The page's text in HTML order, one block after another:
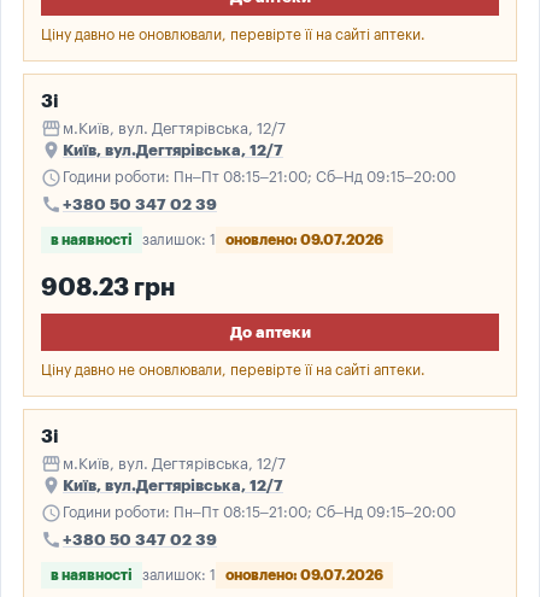
Ціну давно не оновлювали, перевірте її на сайті аптеки.
3і
storefront м.Київ, вул. Дегтярівська, 12/7
place Київ, вул.Дегтярівська, 12/7
schedule Години роботи: Пн–Пт 08:15–21:00; Сб–Нд 09:15–20:00
call +380 50 347 02 39
в наявності залишок: 1 оновлено: 09.07.2026
908.23 грн
До аптеки
Ціну давно не оновлювали, перевірте її на сайті аптеки.
3і
storefront м.Київ, вул. Дегтярівська, 12/7
place Київ, вул.Дегтярівська, 12/7
schedule Години роботи: Пн–Пт 08:15–21:00; Сб–Нд 09:15–20:00
call +380 50 347 02 39
в наявності залишок: 1 оновлено: 09.07.2026